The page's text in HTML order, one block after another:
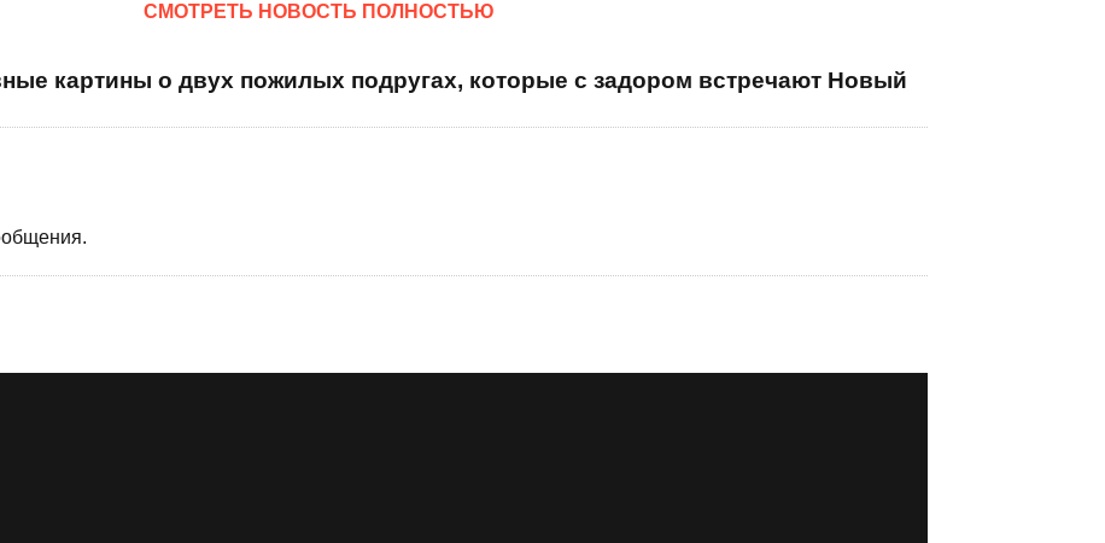
CМОТРЕТЬ НОВОСТЬ ПОЛНОСТЬЮ
картины о двух пожилых подругах, которые с задором встречают Новый